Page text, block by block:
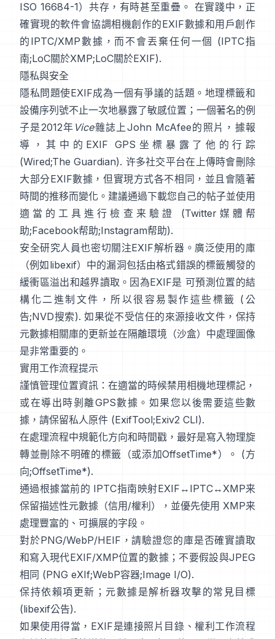
ISO 16684-1）共存，有時甚至重疊。 在實踐中，正
確實現的軟件會協調相機創作的EXIF數據和用戶創作
的IPTC/XMP數據，而不會丟棄任何一個 (IPTC指
南;LoC關於XMP;LoC關於EXIF).
隱私與安全
隱私問題使EXIF成為一個有爭議的話題。地理標籤和
設備序列號不止一次地暴露了敏感位置；一個著名的例
子是2012年 Vice雜誌上John McAfee的照片，據報
導，其中的EXIF GPS坐標暴露了他的行踪
(Wired;The Guardian). 许多社交平台在上傳時會刪除
大部分EXIF數據，但實現方式各不相同，並且會隨著
時間的推移而變化。建議通過下載您自己的帖子並使用
適當的工具進行檢查来驗證 (Twitter媒體帮
助;Facebook帮助;Instagram帮助).
安全研究人員也密切關注EXIF解析器。廣泛使用的庫
（例如libexif）中的漏洞包括由格式錯誤的標籤觸發的
緩衝區溢出和越界讀取。因為EXIF是 可預測位置的結
構化二進制文件，所以很容易製作這些標籤 ( 公
告;NVD搜索). 如果從不受信任的來源接收文件，保持
元數據相關庫的更新並在隔離環境（沙盒）中處理圖像
是非常重要的。
實用工作流程提示
謹慎管理位置資訊：在適當的時候禁用相機地理標記，
或在導出時剝離GPS數據。如果您以後需要這些數
據，請保留私人原件 (ExifTool;Exiv2 CLI).
在處理流程中規範化方向和時間戳，最好是寫入物理旋
轉並刪除不明確的標籤（或添加OffsetTime*）。 (方
向;OffsetTime*).
通過根據當前的 IPTC指南映射EXIF↔IPTC↔XMP来
保留描述性元數據（信用/權利），並優先使用 XMP来
處理豐富的、可擴展的字段。
對於PNG/WebP/HEIF，請驗證您的庫是否確實讀取
和寫入現代EXIF/XMP位置的數據；不要假設與JPEG
相同 (PNG eXIf;WebP容器;Image I/O).
保持依賴項更新；元數據是解析器攻擊的常見目標
(libexif公告).
如果使用得當，EXIF是連接照片目錄、權利工作流程